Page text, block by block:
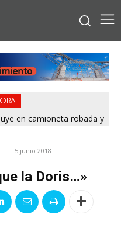
en camioneta robada y
5 junio 2018
la Doris…»